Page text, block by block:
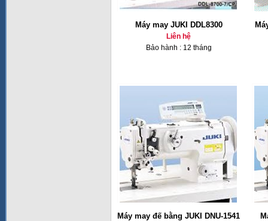
Máy may JUKI DDL8300
Liên hệ
Bảo hành : 12 tháng
Máy may đế bằng JUKI DNU-1541